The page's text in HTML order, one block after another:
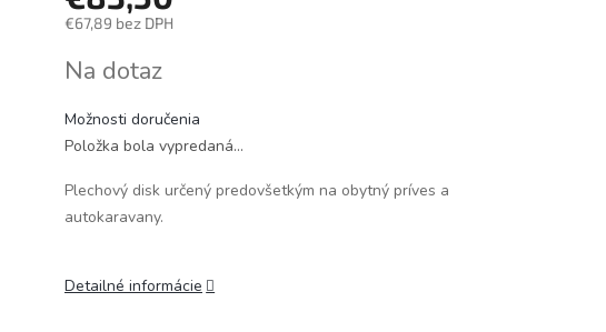
€67,89 bez DPH
cena:
Na dotaz
Možnosti doručenia
Položka bola vypredaná…
Plechový disk určený predovšetkým na obytný príves a
autokaravany.
Detailné informácie